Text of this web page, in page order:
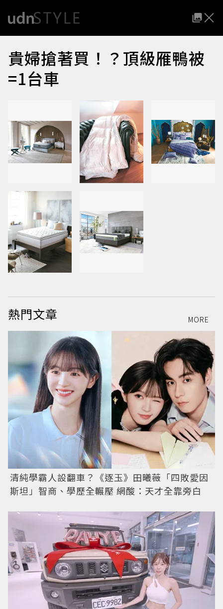
貴婦搶著買！？頂級雁鴨被
=1台車
熱門文章 MORE
清純學霸人設翻車？《逐玉》田曦薇「四敗愛因
斯坦」智商、學歷全輾壓 網酸：天才全靠旁白